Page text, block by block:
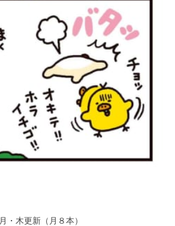
月・木更新（月８本）